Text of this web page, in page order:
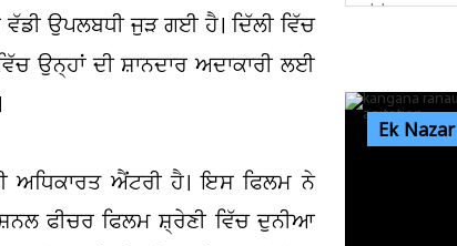
ਉਪਲਬਧੀ ਜੁੜ ਗਈ ਹੈ। ਦਿੱਲੀ ਵਿੱਚ
ਉਨ੍ਹਾਂ ਦੀ ਸ਼ਾਨਦਾਰ ਅਦਾਕਾਰੀ ਲਈ
ਐਂਟਰੀ ਹੈ। ਇਸ ਫਿਲਮ ਨੇ
ਫੀਚਰ ਫਿਲਮ ਸ਼੍ਰੇਣੀ ਵਿੱਚ ਦੁਨੀਆ
Ek Nazar